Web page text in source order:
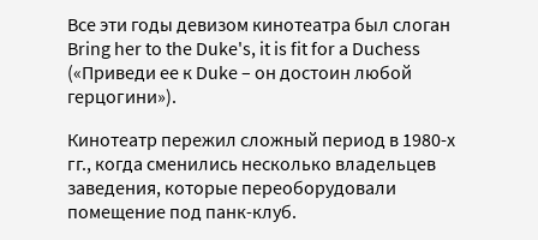
Все эти годы девизом кинотеатра был слоган
Bring her to the Duke's, it is fit for a Duchess
(«Приведи ее к Duke – он достоин любой
герцогини»).
Кинотеатр пережил сложный период в 1980-х
гг., когда сменились несколько владельцев
заведения, которые переоборудовали
помещение под панк-клуб.